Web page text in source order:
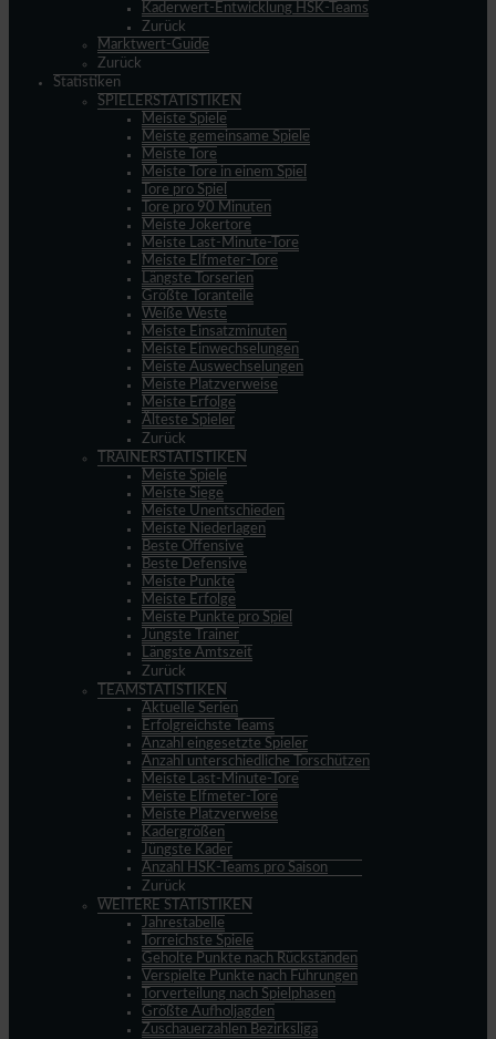
Kaderwert-Entwicklung HSK-Teams
Zurück
Marktwert-Guide
Zurück
Statistiken
SPIELERSTATISTIKEN
Meiste Spiele
Meiste gemeinsame Spiele
Meiste Tore
Meiste Tore in einem Spiel
Tore pro Spiel
Tore pro 90 Minuten
Meiste Jokertore
Meiste Last-Minute-Tore
Meiste Elfmeter-Tore
Längste Torserien
Größte Toranteile
Weiße Weste
Meiste Einsatzminuten
Meiste Einwechselungen
Meiste Auswechselungen
Meiste Platzverweise
Meiste Erfolge
Älteste Spieler
Zurück
TRAINERSTATISTIKEN
Meiste Spiele
Meiste Siege
Meiste Unentschieden
Meiste Niederlagen
Beste Offensive
Beste Defensive
Meiste Punkte
Meiste Erfolge
Meiste Punkte pro Spiel
Jüngste Trainer
Längste Amtszeit
Zurück
TEAMSTATISTIKEN
Aktuelle Serien
Erfolgreichste Teams
Anzahl eingesetzte Spieler
Anzahl unterschiedliche Torschützen
Meiste Last-Minute-Tore
Meiste Elfmeter-Tore
Meiste Platzverweise
Kadergrößen
Jüngste Kader
Anzahl HSK-Teams pro Saison
Zurück
WEITERE STATISTIKEN
Jahrestabelle
Torreichste Spiele
Geholte Punkte nach Rückständen
Verspielte Punkte nach Führungen
Torverteilung nach Spielphasen
Größte Aufholjagden
Zuschauerzahlen Bezirksliga